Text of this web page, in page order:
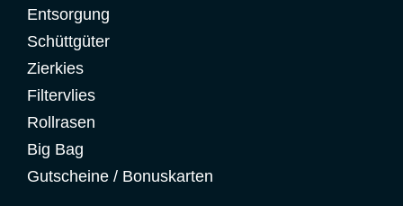
Entsorgung
Schüttgüter
Zierkies
Filtervlies
Rollrasen
Big Bag
Gutscheine / Bonuskarten